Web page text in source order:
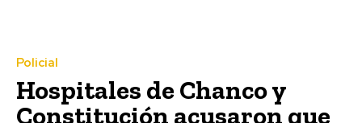
Policial
Hospitales de Chanco y
Constitución acusaron que